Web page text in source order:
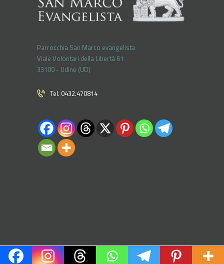
Parrocchia San Marco evangelista
Viale Volontari della Libertá 61
33100 - Udine (UD)
Tel. 0432.470814